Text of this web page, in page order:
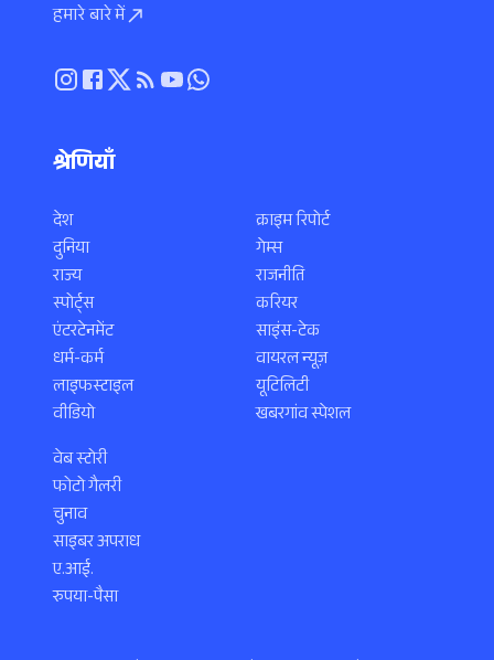
हमारे बारे में
श्रेणियाँ
देश
दुनिया
राज्य
स्पोर्ट्स
एंटरटेनमेंट
धर्म-कर्म
लाइफस्टाइल
वीडियो
क्राइम रिपोर्ट
गेम्स
राजनीति
करियर
साइंस-टेक
वायरल न्यूज़
यूटिलिटी
खबरगांव स्पेशल
वेब स्टोरी
फोटो गैलरी
चुनाव
साइबर अपराध
ए.आई.
रुपया-पैसा